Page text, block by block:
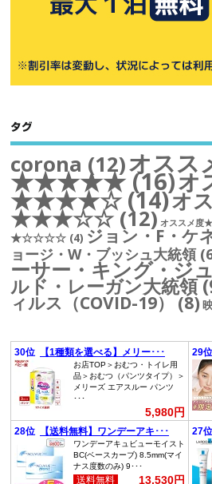
タグ
corona (12)オスス
★★★★★(16)オ
★★★★☆ (14)オ
★★★☆☆(12) オススメ
★☆☆☆☆ (4) ジョン・F・ケ
ョージ・W・ブッシュ大統領
ーサー・キング・ジ
ルド・レーガン大統領
ィルス（COVID-19） (8)